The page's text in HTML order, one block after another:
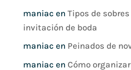
maniac en Tipos de
invitación de boda
maniac en Peinados de
maniac en Cómo